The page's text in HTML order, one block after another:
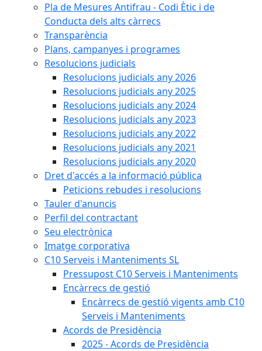
Pla de Mesures Antifrau - Codi Ètic i de
Conducta dels alts càrrecs
Transparència
Plans, campanyes i programes
Resolucions judicials
Resolucions judicials any 2026
Resolucions judicials any 2025
Resolucions judicials any 2024
Resolucions judicials any 2023
Resolucions judicials any 2022
Resolucions judicials any 2021
Resolucions judicials any 2020
Dret d'accés a la informació pública
Peticions rebudes i resolucions
Tauler d'anuncis
Perfil del contractant
Seu electrònica
Imatge corporativa
C10 Serveis i Manteniments SL
Pressupost C10 Serveis i Manteniments
Encàrrecs de gestió
Encàrrecs de gestió vigents amb C10
Serveis i Manteniments
Acords de Presidència
2025 - Acords de Presidència